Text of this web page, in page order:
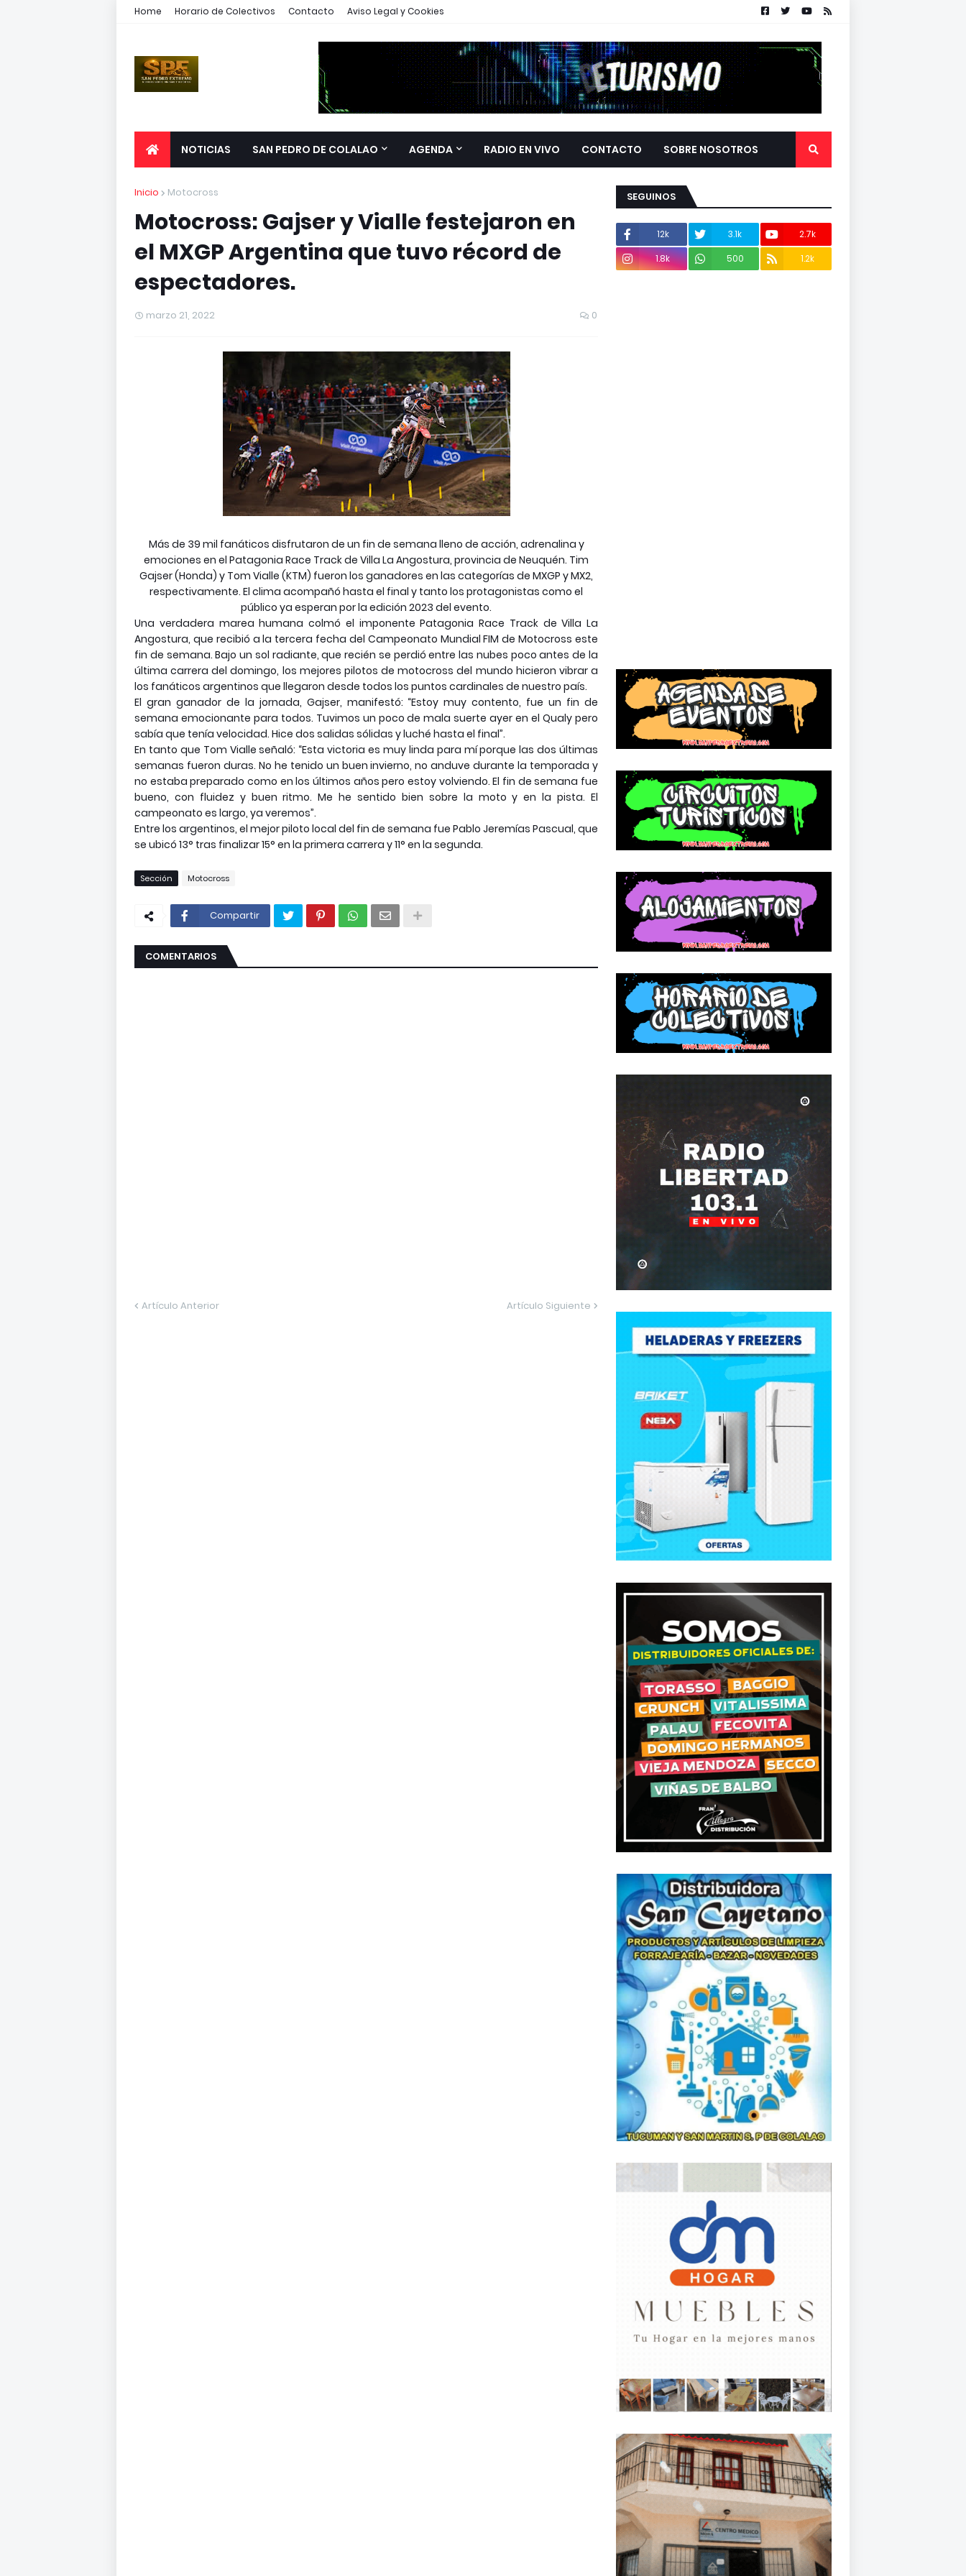
Home Horario de Colectivos Contacto Aviso Legal y Cookies
NOTICIAS SAN PEDRO DE COLALAO AGENDA RADIO EN VIVO CONTACTO SOBRE NOSOTROS
Inicio Motocross
Motocross: Gajser y Vialle festejaron en
el MXGP Argentina que tuvo récord de
espectadores.
marzo 21, 2022 0
Más de 39 mil fanáticos disfrutaron de un fin de semana lleno de acción, adrenalina y
emociones en el Patagonia Race Track de Villa La Angostura, provincia de Neuquén. Tim
Gajser (Honda) y Tom Vialle (KTM) fueron los ganadores en las categorías de MXGP y MX2,
respectivamente. El clima acompañó hasta el final y tanto los protagonistas como el
público ya esperan por la edición 2023 del evento.
Una verdadera marea humana colmó el imponente Patagonia Race Track de Villa La
Angostura, que recibió a la tercera fecha del Campeonato Mundial FIM de Motocross este
fin de semana. Bajo un sol radiante, que recién se perdió entre las nubes poco antes de la
última carrera del domingo, los mejores pilotos de motocross del mundo hicieron vibrar a
los fanáticos argentinos que llegaron desde todos los puntos cardinales de nuestro país.
El gran ganador de la jornada, Gajser, manifestó: “Estoy muy contento, fue un fin de
semana emocionante para todos. Tuvimos un poco de mala suerte ayer en el Qualy pero
sabía que tenía velocidad. Hice dos salidas sólidas y luché hasta el final”.
En tanto que Tom Vialle señaló: “Esta victoria es muy linda para mí porque las dos últimas
semanas fueron duras. No he tenido un buen invierno, no anduve durante la temporada y
no estaba preparado como en los últimos años pero estoy volviendo. El fin de semana fue
bueno, con fluidez y buen ritmo. Me he sentido bien sobre la moto y en la pista. El
campeonato es largo, ya veremos”.
Entre los argentinos, el mejor piloto local del fin de semana fue Pablo Jeremías Pascual, que
se ubicó 13° tras finalizar 15° en la primera carrera y 11° en la segunda.
Sección Motocross
Compartir
COMENTARIOS
Artículo Anterior Artículo Siguiente
SEGUINOS
12k 3.1k
2.7k
1.8k
500 1.2k